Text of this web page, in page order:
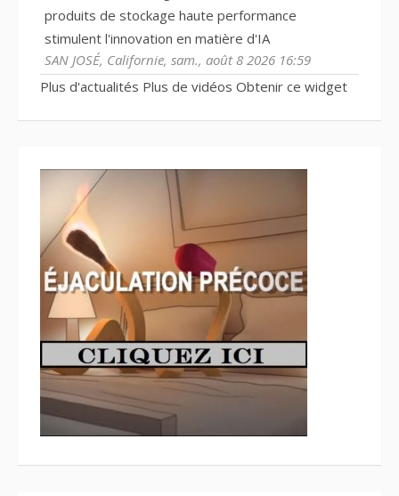
produits de stockage haute performance
stimulent l'innovation en matière d'IA
SAN JOSÉ, Californie, sam., août 8 2026 16:59
Plus d'actualités Plus de vidéos Obtenir ce widget